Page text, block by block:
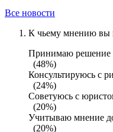
Все новости
К чьему мнению вы
Принимаю решение
(48%)
Консультируюсь с
(24%)
Советуюсь с
(20%)
Учитываю мнение
(20%)